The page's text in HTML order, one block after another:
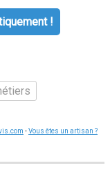
!
-Vous êtes un artisan ?